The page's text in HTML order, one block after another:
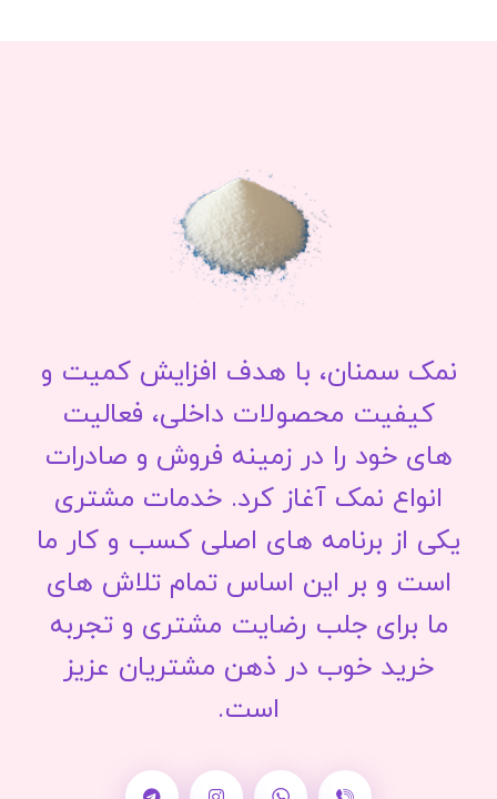
نمک سمنان، با هدف افزایش کمیت و
کیفیت محصولات داخلی، فعالیت
های خود را در زمینه فروش و صادرات
انواع نمک آغاز کرد. خدمات مشتری
یکی از برنامه های اصلی کسب و کار ما
است و بر این اساس تمام تلاش های
ما برای جلب رضایت مشتری و تجربه
خرید خوب در ذهن مشتریان عزیز
است.